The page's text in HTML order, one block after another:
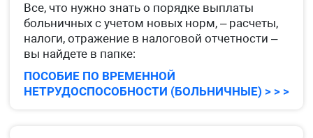
Все, что нужно знать о порядке выплаты
больничных с учетом новых норм, – расчеты,
налоги, отражение в налоговой отчетности –
вы найдете в папке:
ПОСОБИЕ ПО ВРЕМЕННОЙ
НЕТРУДОСПОСОБНОСТИ (БОЛЬНИЧНЫЕ) > > >